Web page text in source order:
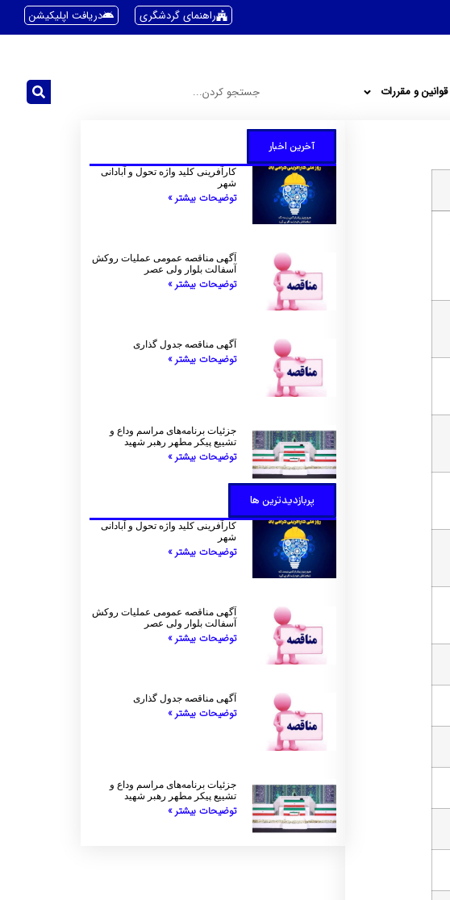
راهنمای گردشگری دریافت اپلیکیشن
قوانین و مقررات
آخرین اخبار
کارآفرینی کلید واژه تحول و آبادانی
شهر
توضیحات بیشتر »
آگهی مناقصه عمومی عملیات روکش
آسفالت بلوار ولی عصر
توضیحات بیشتر »
آگهی مناقصه جدول گذاری
توضیحات بیشتر »
جزئیات برنامه‌های مراسم وداع و
تشییع پیکر مطهر رهبر شهید
توضیحات بیشتر »
پربازدیدترین ها
کارآفرینی کلید واژه تحول و آبادانی
شهر
توضیحات بیشتر »
آگهی مناقصه عمومی عملیات روکش
آسفالت بلوار ولی عصر
توضیحات بیشتر »
آگهی مناقصه جدول گذاری
توضیحات بیشتر »
جزئیات برنامه‌های مراسم وداع و
تشییع پیکر مطهر رهبر شهید
توضیحات بیشتر »